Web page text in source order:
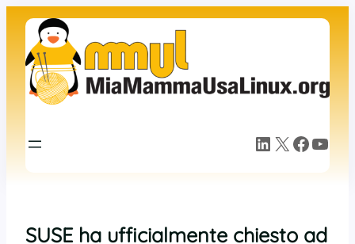
contenuto
LinkedIn X Facebook YouTube
SUSE ha ufficialmente chiesto ad